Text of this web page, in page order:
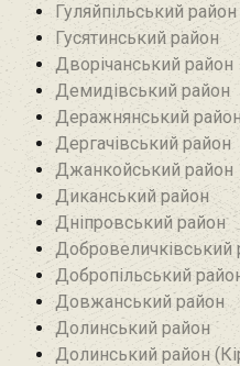
Гуляйпільський район‎
Гусятинський район‎
Дворічанський район
Демидівський район
Деражнянський район
Дергачівський район
Джанкойський район
Диканський район
Дніпровський район
Добровеличківський
Добропільський
Довжанський район
Долинський район
Долинський район